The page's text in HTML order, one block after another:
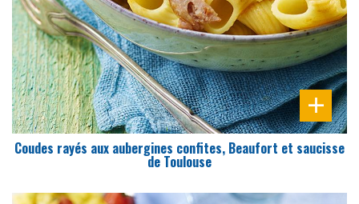
PRÉPARATION
10 Min
Coudes rayés aux aubergines confites, Beaufort et saucisse
de Toulouse